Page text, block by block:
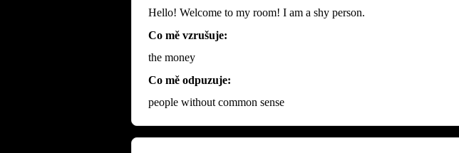
Hello! Welcome to my room! I am a shy person.
Co mě vzrušuje:
the money
Co mě odpuzuje:
people without common sense